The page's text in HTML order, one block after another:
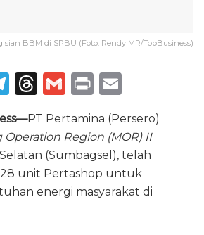
BBM di SPBU (Foto: Rendy MR/TopBusiness)
T
e
g
ra
m
T
re
a
d
s
G
ai
l
P
n
t
ai
l
PT Pertamina (Persero)
Operation Region (MOR) II
(Sumbagsel), telah
unit Pertashop untuk
energi masyarakat di